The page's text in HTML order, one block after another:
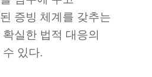
증빙 체계를 갖추는
실한 법적 대응의
있다.